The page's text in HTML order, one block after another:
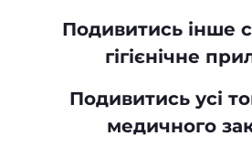
Подивитись інше
гігієнічне
Подивитись усі
медичного